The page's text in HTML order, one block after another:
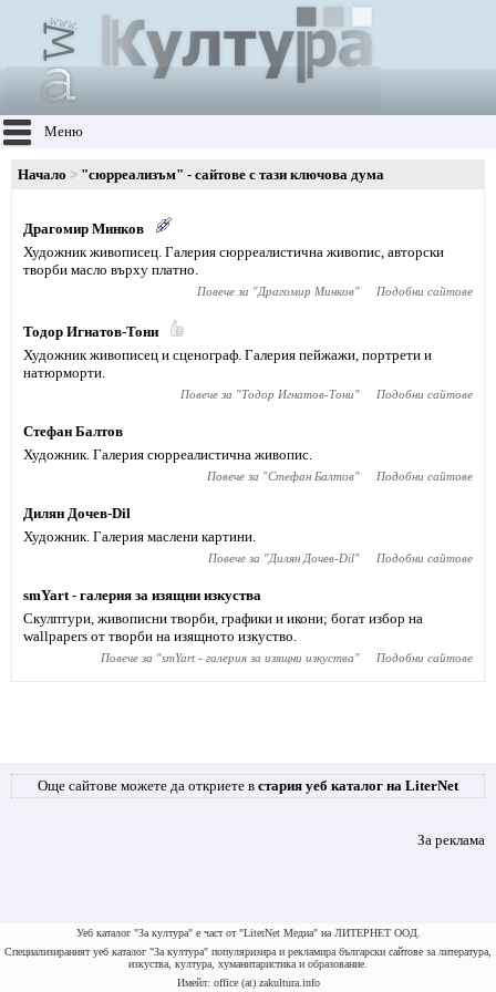
Меню
Начало "сюрреализъм" - сайтове с тази ключова дума
Драгомир Минков
Художник живописец. Галерия сюрреалистична живопис, авторски
творби масло върху платно.
Повече за "Драгомир Минков" Подобни сайтове
Тодор Игнатов-Тони
Художник живописец и сценограф. Галерия пейжажи, портрети и
натюрморти.
Повече за "Тодор Игнатов-Тони" Подобни сайтове
Стефан Балтов
Художник. Галерия сюрреалистична живопис.
Повече за "Стефан Балтов" Подобни сайтове
Дилян Дочев-Dil
Художник. Галерия маслени картини.
Повече за "Дилян Дочев-Dil" Подобни сайтове
smYart - галерия за изящни изкуства
Скулптури, живописни творби, графики и икони; богат избор на
wallpapers от творби на изящното изкуство.
Повече за "smYart - галерия за изящни изкуства" Подобни сайтове
Още сайтове можете да откриете в стария уеб каталог на LiterNet
За реклама
Уеб каталог "За култура" е част от "LiterNet Медиа" на ЛИТЕРНЕТ ООД.
Специализираният уеб каталог "За култура" популяризира и рекламира български сайтове за литература,
изкуства, култура, хуманитаристика и образование.
Имейл: office (at) zakultura.info